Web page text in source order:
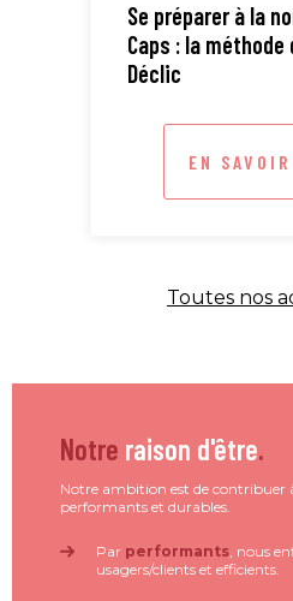
Se préparer à la
Caps : la méthode
Déclic
EN
Toutes nos
Notre raison d'être.
Notre ambition est de contribuer
performants et durables.
Par performants, nous
usagers/clients et efficients.